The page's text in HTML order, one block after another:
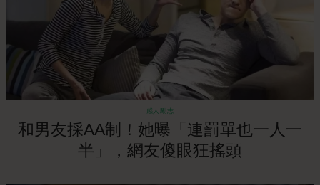
感人勵志
和男友採AA制！她曝「連罰單也一人一
半」，網友傻眼狂搖頭